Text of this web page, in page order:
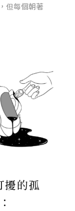
但每個朝著
擾的孤